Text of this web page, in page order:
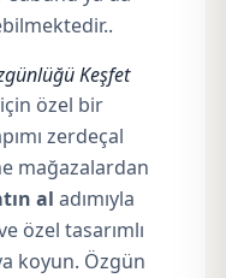
Keşfet
özel bir
zerdeçal
mağazalardan
al adımıyla
özel tasarımlı
koyun. Özgün